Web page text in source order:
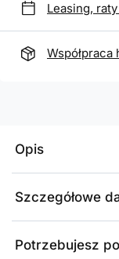
Leasing,
Współpraca
Opis
Szczegółowe
Potrzebujesz